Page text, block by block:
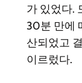
가 있었다.
30분 만에
산되었고
이르렀다.